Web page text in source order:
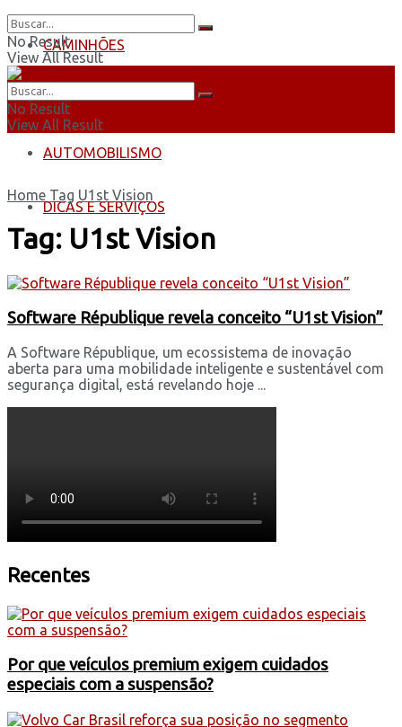
CAMINHÕES
ÔNIBUS
AUTOMOBILISMO
DICAS E SERVIÇOS
No Result
View All Result
No Result
View All Result
Home Tag U1st Vision
Tag: U1st Vision
Software République revela conceito “U1st Vision”
A Software République, um ecossistema de inovação
aberta para uma mobilidade inteligente e sustentável com
segurança digital, está revelando hoje ...
Recentes
Por que veículos premium exigem cuidados
especiais com a suspensão?